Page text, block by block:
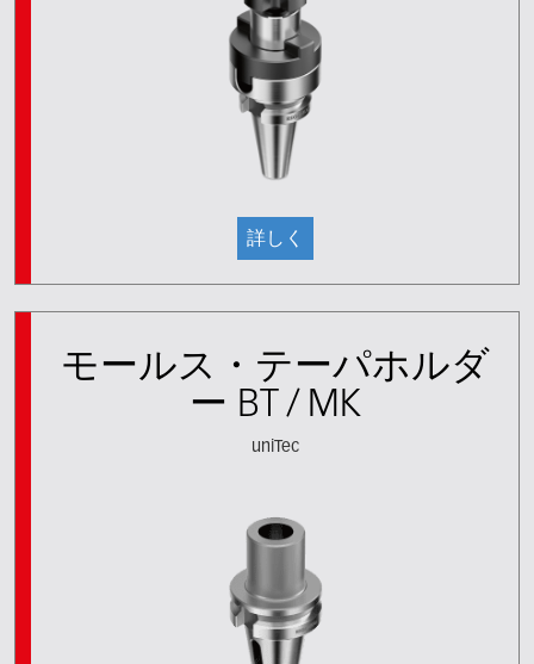
詳しく
モールス・テーパホルダ
ー BT / MK
uniTec